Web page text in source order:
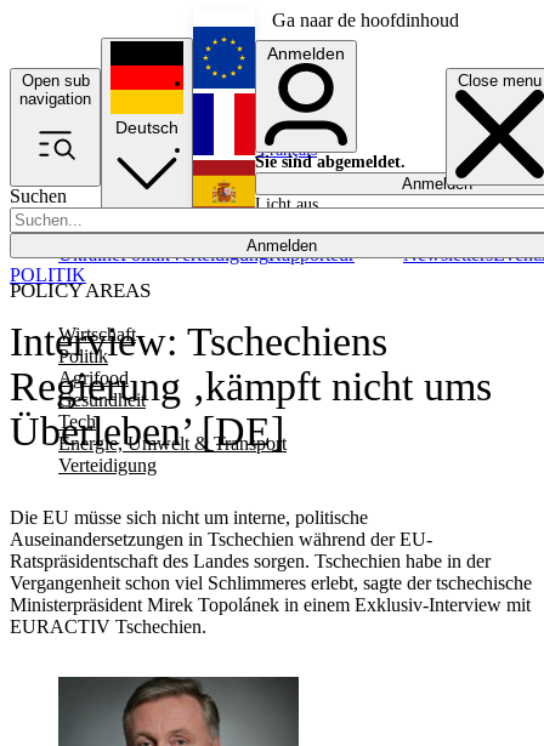
Ga naar de hoofdinhoud
Open sub
navigation
Close menu
Suchen
Anmelden
POLICY AREAS
Wirtschaft
Politik
Agrifood
Gesundheit
Tech
Energie, Umwelt & Transport
Verteidigung
UkrainePolitikVerteidigungRapporteur NewslettersEvents
Deutsch
English
Français
Anmelden
Sie sind abgemeldet.
Anmelden
Licht aus
Interview: Tschechiens
Regierung ‚kämpft nicht ums
Überleben’ [DE]
Die EU müsse sich nicht um interne, politische
Auseinandersetzungen in Tschechien während der EU-
Ratspräsidentschaft des Landes sorgen. Tschechien habe in der
Vergangenheit schon viel Schlimmeres erlebt, sagte der tschechische
Ministerpräsident Mirek Topolánek in einem Exklusiv-Interview mit
EURACTIV Tschechien.
POLITIK